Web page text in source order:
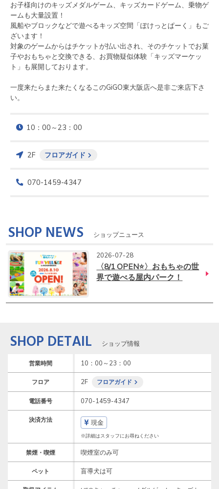
お子様向けのキッズメダルゲーム、キッズカードゲーム、乗物ゲ
ームも大量設置！
風船やブロックなどで遊べるキッズ空間「ぽけっとぱーく」もご
ざいます！
対象のゲームからはチケットが払い出され、そのチケットでお菓
子やおもちゃと交換できる、お買物疑似体験「キッズマーケッ
ト」も展開しております。
一度来たらまた来たくなるこのGiGO東大阪店へ是非ご来店下さ
い。
10：00～23：00
2F フロアガイド
070-1459-4347
SHOP NEWS ショップニュース
2026-07-28
〈8/1 OPEN⭐〉おもちゃの世
界で遊べる屋内パーク！
SHOP DETAIL ショップ情報
営業時間 10：00～23：00
フロア 2F フロアガイド
電話番号 070-1459-4347
決済方法 現金
※詳細はスタッフにお尋ねください
禁煙・喫煙 喫煙室のみ可
ペット 盲導犬は可